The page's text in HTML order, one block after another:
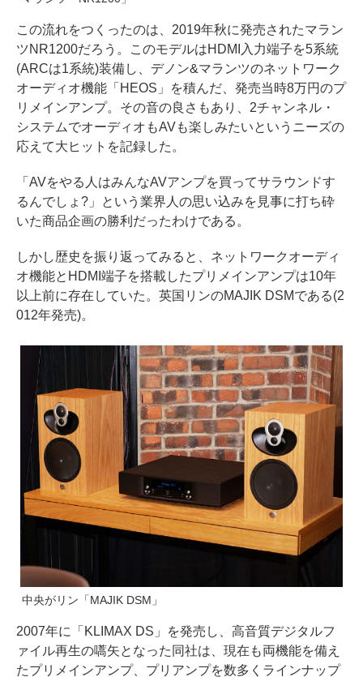
この流れをつくったのは、2019年秋に発売されたマラン
ツNR1200だろう。このモデルはHDMI入力端子を5系統
(ARCは1系統)装備し、デノン&マランツのネットワーク
オーディオ機能「HEOS」を積んだ、発売当時8万円のプ
リメインアンプ。その音の良さもあり、2チャンネル・
システムでオーディオもAVも楽しみたいというニーズの
応えて大ヒットを記録した。
「AVをやる人はみんなAVアンプを買ってサラウンドす
るんでしょ?」という業界人の思い込みを見事に打ち砕
いた商品企画の勝利だったわけである。
しかし歴史を振り返ってみると、ネットワークオーディ
オ機能とHDMI端子を搭載したプリメインアンプは10年
以上前に存在していた。英国リンのMAJIK DSMである(2
012年発売)。
中央がリン「MAJIK DSM」
2007年に「KLIMAX DS」を発売し、高音質デジタルフ
ァイル再生の嚆矢となった同社は、現在も両機能を備え
たプリメインアンプ、プリアンプを数多くラインナップ